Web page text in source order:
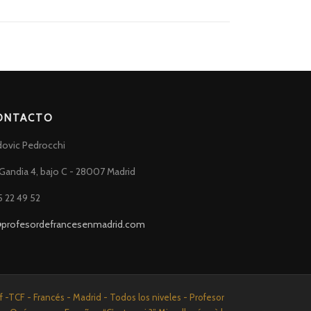
Pedrocchi
4, bajo C - 28007 Madrid
22 49 52
- Francés - Madrid - Todos los niveles - Profesor